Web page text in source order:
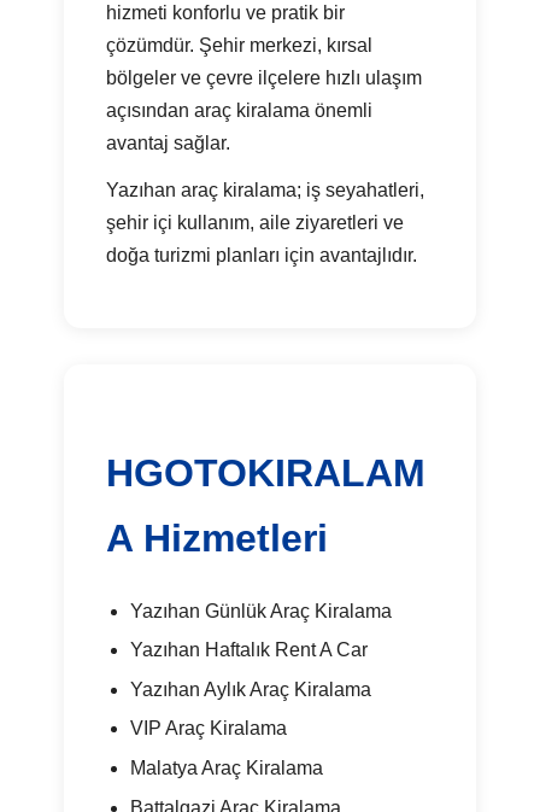
hizmeti konforlu ve pratik bir
çözümdür. Şehir merkezi, kırsal
bölgeler ve çevre ilçelere hızlı ulaşım
açısından araç kiralama önemli
avantaj sağlar.
Yazıhan araç kiralama; iş seyahatleri,
şehir içi kullanım, aile ziyaretleri ve
doğa turizmi planları için avantajlıdır.
HGOTOKIRALAM
A Hizmetleri
Yazıhan Günlük Araç Kiralama
Yazıhan Haftalık Rent A Car
Yazıhan Aylık Araç Kiralama
VIP Araç Kiralama
Malatya Araç Kiralama
Battalgazi Araç Kiralama